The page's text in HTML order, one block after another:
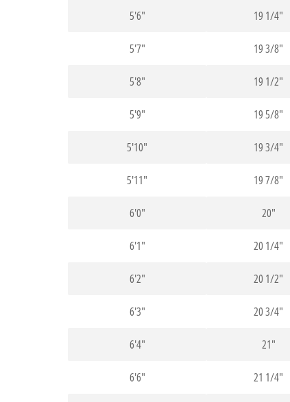
5'6" 19 1/4"
5'7" 19 3/8"
5'8" 19 1/2"
5'9" 19 5/8"
5'10" 19 3/4"
5'11" 19 7/8"
6'0" 20"
6'1" 20 1/4"
6'2" 20 1/2"
6'3" 20 3/4"
6'4" 21"
6'6" 21 1/4"